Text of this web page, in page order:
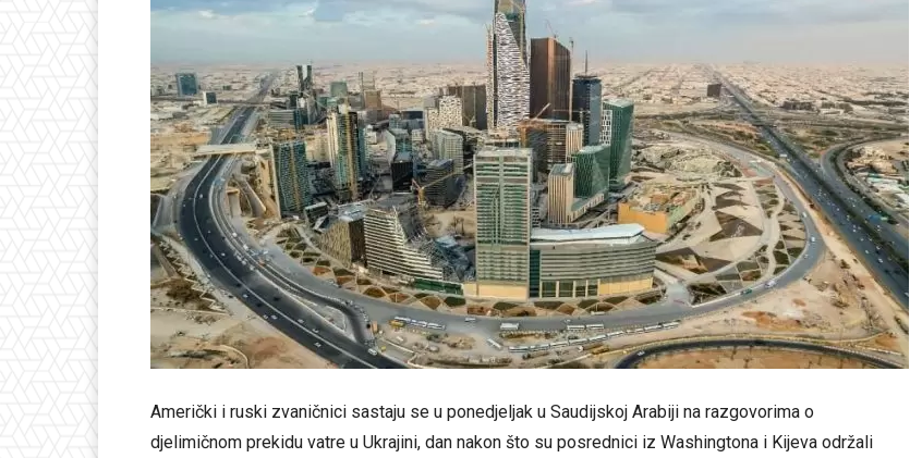
Američki i ruski zvaničnici sastaju se u ponedjeljak u Saudijskoj Arabiji na razgovorima o
djelimičnom prekidu vatre u Ukrajini, dan nakon što su posrednici iz Washingtona i Kijeva održali